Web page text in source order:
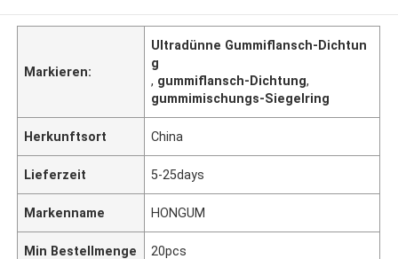
Markieren:
Ultradünne Gummiflansch-Dichtun
g
, gummiflansch-Dichtung,
gummimischungs-Siegelring
Herkunftsort China
Lieferzeit 5-25days
Markenname HONGUM
Min Bestellmenge 20pcs